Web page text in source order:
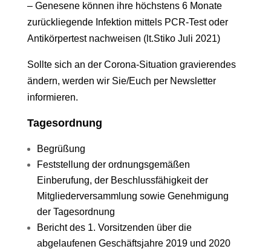
– Genesene können ihre höchstens 6 Monate
zurückliegende Infektion mittels PCR-Test oder
Antikörpertest nachweisen (lt.Stiko Juli 2021)
Sollte sich an der Corona-Situation gravierendes
ändern, werden wir Sie/Euch per Newsletter
informieren.
Tagesordnung
Begrüßung
Feststellung der ordnungsgemäßen
Einberufung, der Beschlussfähigkeit der
Mitgliederversammlung sowie Genehmigung
der Tagesordnung
Bericht des 1. Vorsitzenden über die
abgelaufenen Geschäftsjahre 2019 und 2020